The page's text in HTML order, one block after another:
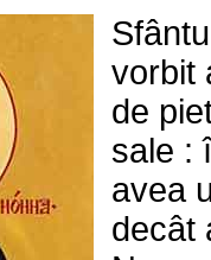
vorbit
de
sale :
avea
decât